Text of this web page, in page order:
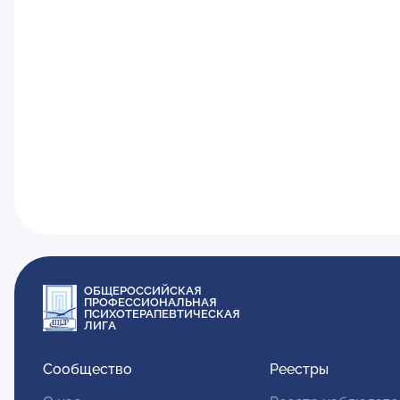
ОБЩЕРОССИЙСКАЯ
ПРОФЕССИОНАЛЬНАЯ
ПСИХОТЕРАПЕВТИЧЕСКАЯ
ЛИГА
Сообщество
Реестры